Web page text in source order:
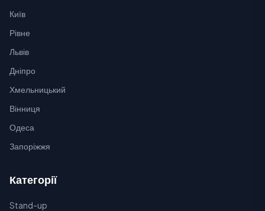
Київ
Рівне
Львів
Дніпро
Хмельницький
Вінниця
Одеса
Запоріжжя
Категорії
Stand-up